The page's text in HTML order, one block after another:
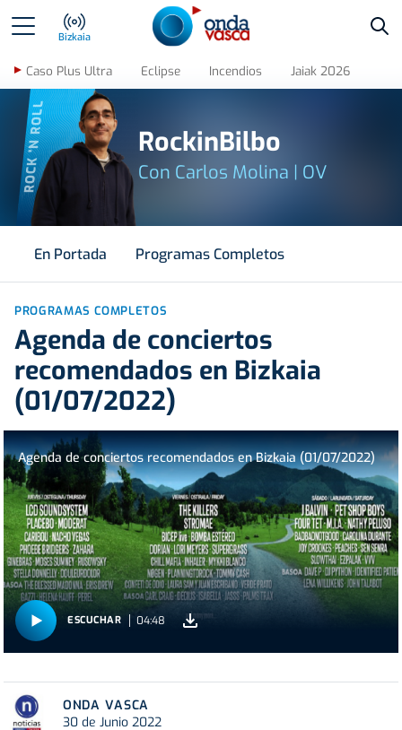
Bizkaia
Caso Plus Ultra Eclipse Incendios Jaiak 2026
ROCK 'N ROLL RockinBilbo
Con Carlos Molina | OV
En Portada Programas Completos
PROGRAMAS COMPLETOS
Agenda de conciertos
recomendados en Bizkaia
(01/07/2022)
Agenda de conciertos recomendados en Bizkaia (01/07/2022)
ESCUCHAR 04:48
ONDA VASCA
30 de Junio 2022